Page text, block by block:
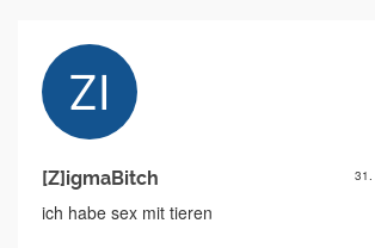
[Z]igmaBitch 31.
ich habe sex mit tieren